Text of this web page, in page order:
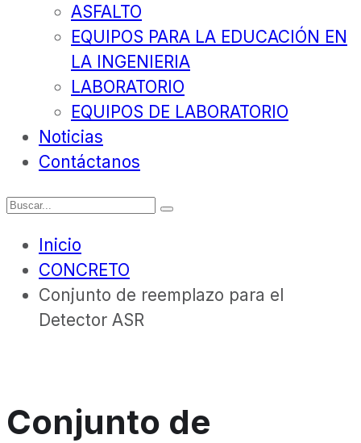
ASFALTO
EQUIPOS PARA LA EDUCACIÓN EN
LA INGENIERIA
LABORATORIO
EQUIPOS DE LABORATORIO
Noticias
Contáctanos
Inicio
CONCRETO
Conjunto de reemplazo para el
Detector ASR
Conjunto de